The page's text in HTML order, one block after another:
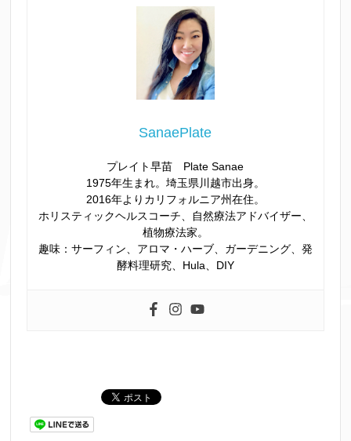
SanaePlate
プレイト早苗 Plate Sanae
1975年生まれ。埼玉県川越市出身。
2016年よりカリフォルニア州在住。
ホリスティックヘルスコーチ、自然療法アドバイザー、
植物療法家。
趣味：サーフィン、アロマ・ハーブ、ガーデニング、発
酵料理研究、Hula、DIY